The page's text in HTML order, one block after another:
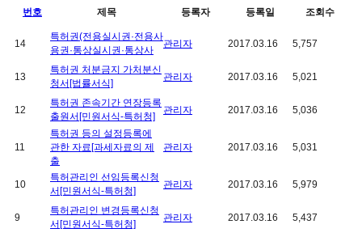
번호 제목 등록자 등록일 조회수
14
특허권(전용실시권·전용사
용권·통상실시권·통상사
관리자 2017.03.16 5,757
13
특허권 처분금지 가처분신
청서[법률서식]
관리자 2017.03.16 5,021
12
특허권 존속기간 연장등록
출원서[민원서식-특허청]
관리자 2017.03.16 5,036
11
특허권 등의 설정등록에
관한 자료[과세자료의 제
출
관리자 2017.03.16 5,031
10
특허관리인 선임등록신청
서[민원서식-특허청]
관리자 2017.03.16 5,979
9
특허관리인 변경등록신청
서[민원서식-특허청]
관리자 2017.03.16 5,437